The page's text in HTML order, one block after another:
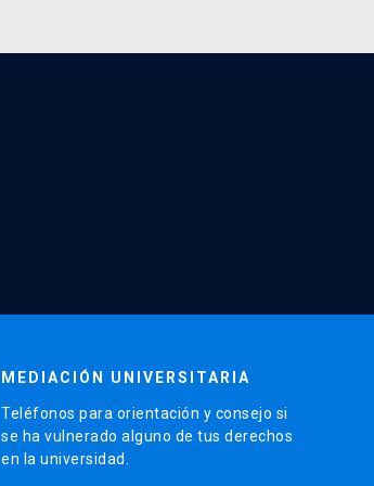
MEDIACIÓN UNIVERSITARIA
Teléfonos para orientación y consejo si
se ha vulnerado alguno de tus derechos
en la universidad.